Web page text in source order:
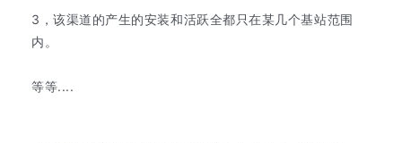
3，该渠道的产生的安装和活跃全都只在某几个基站范围
内。
等等....